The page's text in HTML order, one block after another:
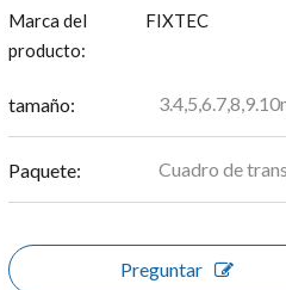
Marca del
producto:
FIXTEC
tamaño:
Paquete: Cuadro de
Preguntar